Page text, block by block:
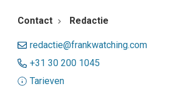
Contact Redactie
redactie@frankwatching.com
+31 30 200 1045
Tarieven